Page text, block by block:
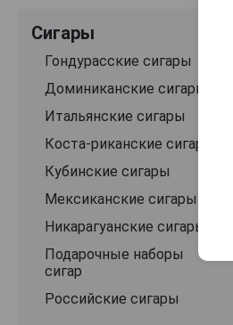
Сигары
Гондурасские сигары
Доминиканские сигары
Итальянские сигары
Коста-риканские сигары
Кубинские сигары
Мексиканские сигары
Никарагуанские сигары
Подарочные наборы
сигар
Российские сигары